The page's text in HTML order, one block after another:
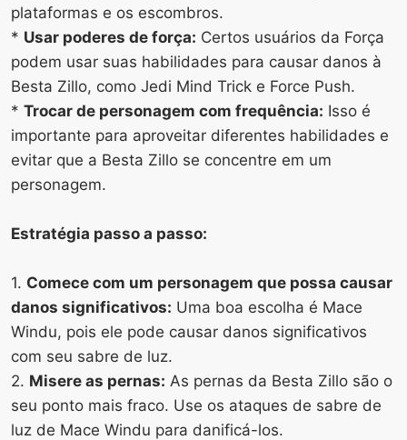
plataformas e os escombros.
* Usar poderes de força: Certos usuários da Força
podem usar suas habilidades para causar danos à
Besta Zillo, como Jedi Mind Trick e Force Push.
* Trocar de personagem com frequência: Isso é
importante para aproveitar diferentes habilidades e
evitar que a Besta Zillo se concentre em um
personagem.
Estratégia passo a passo:
1. Comece com um personagem que possa causar
danos significativos: Uma boa escolha é Mace
Windu, pois ele pode causar danos significativos
com seu sabre de luz.
2. Misere as pernas: As pernas da Besta Zillo são o
seu ponto mais fraco. Use os ataques de sabre de
luz de Mace Windu para danificá-los.